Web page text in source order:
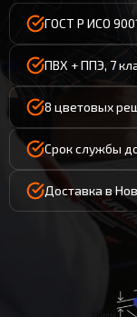
ГОСТ Р ИСО
ПВХ + ППЭ, 7
8 цветовых
Срок службы
Доставка в